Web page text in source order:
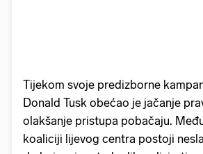
Tijekom svoje predizborne
Donald Tusk obećao je jačanje
olakšanje pristupa pobačaju.
koaliciji lijevog centra postoji